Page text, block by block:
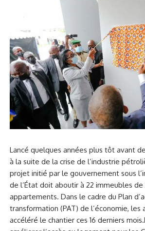
Lancé quelques années plus tôt avant
à la suite de la crise de l’industrie
projet initié par le gouvernement sous
de l’État doit aboutir à 22 immeubles de
appartements. Dans le cadre du Plan
transformation (PAT) de l’économie, les
accéléré le chantier ces 16 derniers